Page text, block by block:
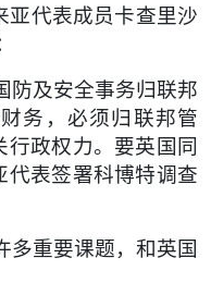
代表成员卡查里沙
及安全事务归联邦
务，必须归联邦管
政权力。要英国同
代表签署科博特调查
重要课题，和英国